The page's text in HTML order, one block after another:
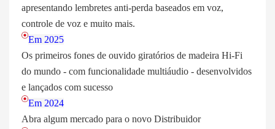
apresentando lembretes anti-perda baseados em voz,
controle de voz e muito mais.
Em 2025
Os primeiros fones de ouvido giratórios de madeira Hi-Fi
do mundo - com funcionalidade multiáudio - desenvolvidos
e lançados com sucesso
Em 2024
Abra algum mercado para o novo Distribuidor